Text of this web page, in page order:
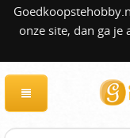
onze site, dan ga je